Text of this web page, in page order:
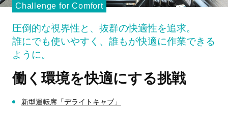
Challenge for Comfort
圧倒的な視界性と、抜群の快適性を追求。
誰にでも使いやすく、誰もが快適に作業できる
ように。
働く環境を快適にする挑戦
新型運転席「デライトキャブ」